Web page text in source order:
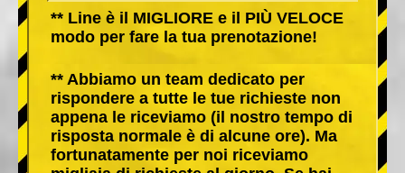
** Line è il MIGLIORE e il PIÙ VELOCE
modo per fare la tua prenotazione!
** Abbiamo un team dedicato per
rispondere a tutte le tue richieste non
appena le riceviamo (il nostro tempo di
risposta normale è di alcune ore). Ma
fortunatamente per noi riceviamo